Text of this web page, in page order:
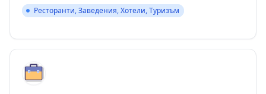
Ресторанти, Заведения, Хотели, Туризъм
Ресторанти, Заведения, Хотели, Туризъм